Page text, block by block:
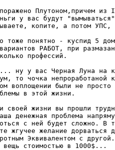
Плутоном,причем
у вас будут
копите, а потом
тоже понятно - куспид 5
РАБОТ, при
профессий.
ну у вас Черная Луна на
то чочка непроработаной
воплощении были не
в этой жизни.
своей жизни вы прошли
денежная проблема
с ней будет сложно. В
жгучее желание дорваться
Эквивалентом с
стоимостью в 1000$...